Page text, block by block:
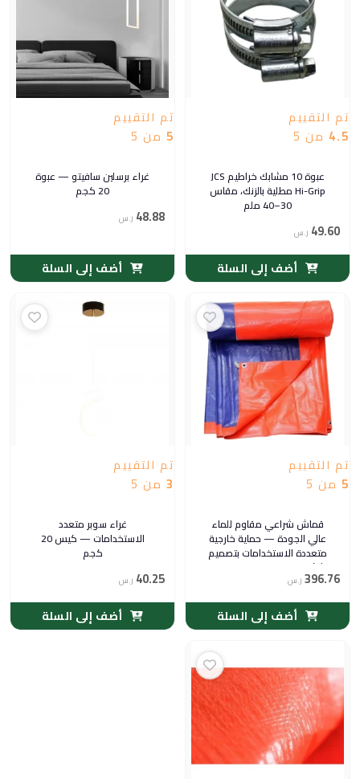
تم التقييم
4.5 من 5
عبوة 10 مشابك خراطيم JCS
Hi-Grip مطلية بالزنك، مقاس
30–40 ملم
49.60 ر.س
أضف إلى السلة
تم التقييم
5 من 5
غراء برسلين سافيتو — عبوة
20 كجم
48.88 ر.س
أضف إلى السلة
تم التقييم
5 من 5
قماش شراعي مقاوم للماء
عالي الجودة — حماية خارجية
متعددة الاستخدامات بتصميم
ثنائي اللون ومقاومة للمطر
396.76 ر.س
أضف إلى السلة
تم التقييم
3 من 5
غراء سوبر متعدد
الاستخدامات — كيس 20
كجم
40.25 ر.س
أضف إلى السلة